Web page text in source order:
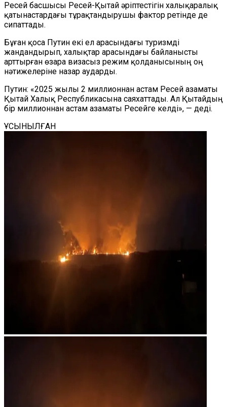
Ресей басшысы Ресей-Қытай әріптестігін халықаралық
қатынастардағы тұрақтандырушы фактор ретінде де
сипаттады.
Бұған қоса Путин екі ел арасындағы туризмді
жандандырып, халықтар арасындағы байланысты
арттырған өзара визасыз режим қолданысының оң
нәтижелеріне назар аударды.
Путин: «2025 жылы 2 миллионнан астам Ресей азаматы
Қытай Халық Республикасына саяхаттады. Ал Қытайдың
бір миллионнан астам азаматы Ресейге келді», — деді.
ҰСЫНЫЛҒАН